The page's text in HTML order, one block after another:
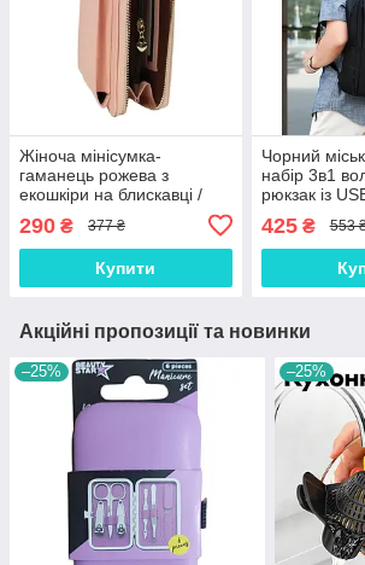
Жіноча мінісумка-
гаманець рожева з
екошкіри на блискавці /
Вертикальний клатч для
телефона і карток з
ремінцем
290 ₴ 377 ₴
Купити
Чорний
набір 3в1
рюкзак із
сумка та
подорожей
425₴ 553
Акційні пропозиції та новинки
–25% –25%